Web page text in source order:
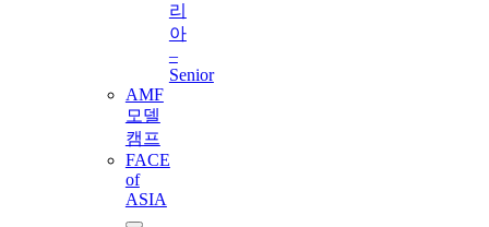
리
아
–
Senior
AMF
모델
캠프
FACE
of
ASIA